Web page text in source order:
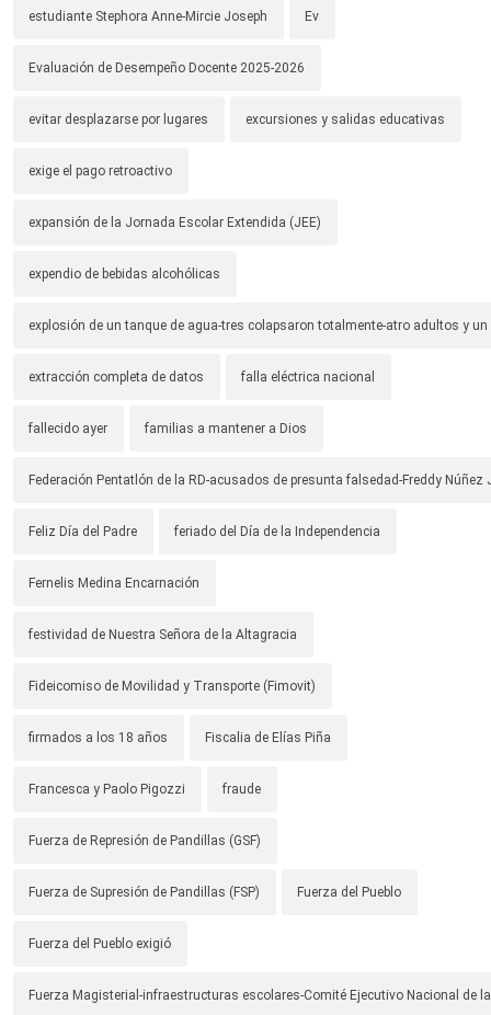
estudiante Stephora Anne-Mircie Joseph Ev
Evaluación de Desempeño Docente 2025-2026
evitar desplazarse por lugares excursiones y salidas educativas
exige el pago retroactivo
expansión de la Jornada Escolar Extendida (JEE)
expendio de bebidas alcohólicas
explosión de un tanque de agua-tres colapsaron totalmente-atro adultos y
extracción completa de datos falla eléctrica nacional
fallecido ayer familias a mantener a Dios
Federación Pentatlón de la RD-acusados de presunta falsedad-Freddy
Feliz Día del Padre feriado del Día de la Independencia
Fernelis Medina Encarnación
festividad de Nuestra Señora de la Altagracia
Fideicomiso de Movilidad y Transporte (Fimovit)
firmados a los 18 años Fiscalia de Elías Piña
Francesca y Paolo Pigozzi fraude
Fuerza de Represión de Pandillas (GSF)
Fuerza de Supresión de Pandillas (FSP) Fuerza del Pueblo
Fuerza del Pueblo exigió
Fuerza Magisterial-infraestructuras escolares-Comité Ejecutivo Nacional de